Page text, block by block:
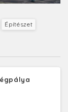
Építészet